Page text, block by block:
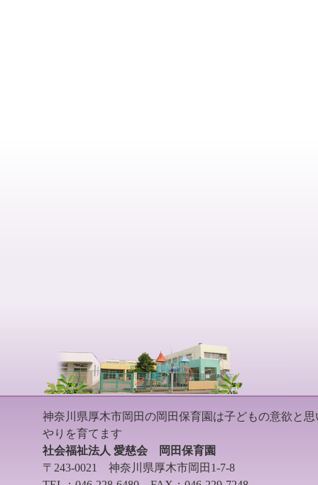
神奈川県厚木市岡田の岡田保育園は子どもの意欲と思
やりを育てます
社会福祉法人 愛慈会 岡田保育園
〒243-0021 神奈川県厚木市岡田1-7-8